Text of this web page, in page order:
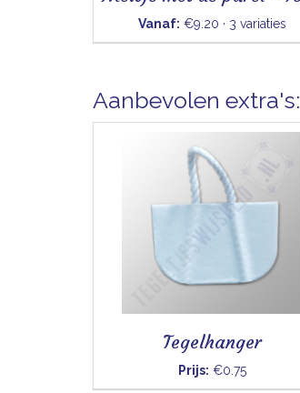
Vanaf: €9.20 · 3 variaties
Aanbevolen extra's:
Tegelhanger
Prijs: €0.75